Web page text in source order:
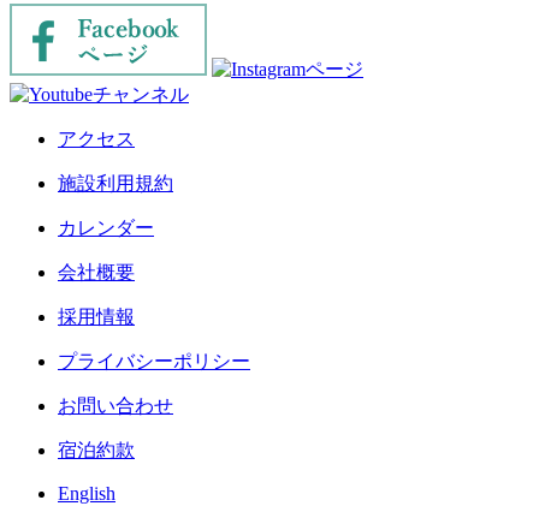
アクセス
施設利用規約
カレンダー
会社概要
採用情報
プライバシーポリシー
お問い合わせ
宿泊約款
English